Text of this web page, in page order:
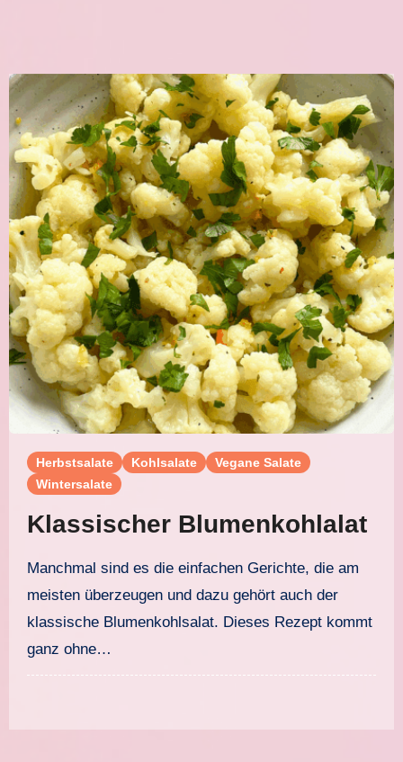
Herbstsalate Kohlsalate
Vegane Salate
Wintersalate
Klassischer Blumenkohlalat
Manchmal sind es die einfachen Gerichte, die am
meisten überzeugen und dazu gehört auch der
klassische Blumenkohlsalat. Dieses Rezept kommt
ganz ohne…